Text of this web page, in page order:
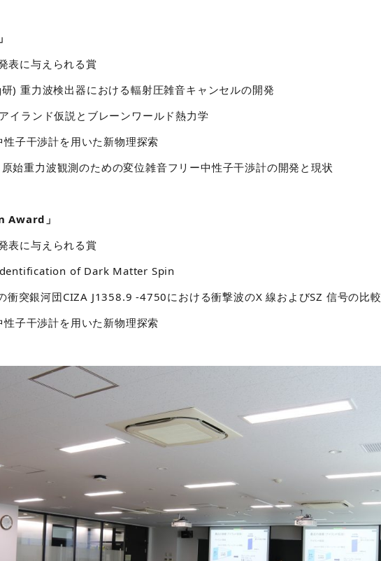
表に与えられる賞
) 重力波検出器における輻射圧雑音キャンセルの開発
イランド仮説とブレーンワールド熱力学
子干渉計を用いた新物理探索
始重力波観測のための変位雑音フリー中性子干渉計の開発と現状
Award」
表に与えられる賞
of Dark Matter Spin
突銀河団CIZA J1358.9 -4750における衝撃波のX 線およびSZ 信号の比較
子干渉計を用いた新物理探索